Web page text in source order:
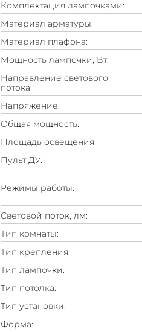
Комплектация лампочками:
Материал арматуры:
Материал плафона:
Мощность лампочки, Вт:
Направление светового
потока:
Напряжение:
Общая мощность:
Площадь освещения:
Пульт ДУ:
Режимы работы:
Световой поток, лм:
Тип комнаты:
Тип крепления:
Тип лампочки:
Тип потолка:
Тип установки:
Форма: